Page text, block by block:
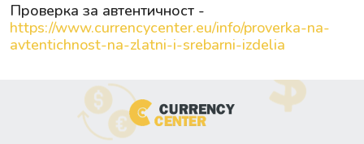
Проверка за автентичност -
https://www.currencycenter.eu/info/proverka-na-
avtentichnost-na-zlatni-i-srebarni-izdelia